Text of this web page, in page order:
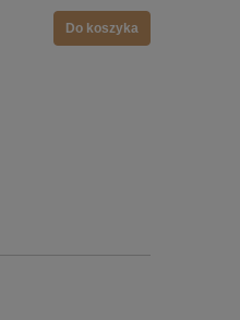
Do koszyka